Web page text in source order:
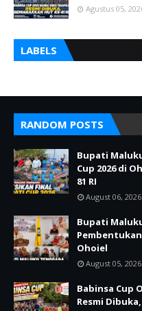
Agustus 05,
LABELS
RANDOM POSTS
Bupati
Cup 2026 di
81 RI
August 06, 2026
Bupati
Ohoiel
August 05, 2026
Babinsa Cup
Resmi